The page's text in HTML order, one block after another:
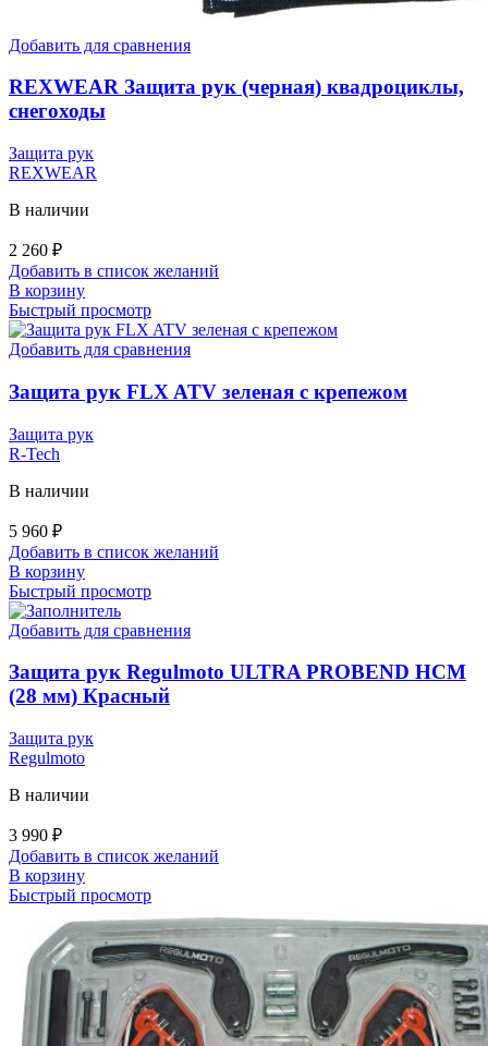
Добавить для сравнения
REXWEAR Защита рук (черная) квадроциклы,
снегоходы
Защита рук
REXWEAR
В наличии
2 260 ₽
Добавить в список желаний
В корзину
Быстрый просмотр
Добавить для сравнения
Защита рук FLX ATV зеленая с крепежом
Защита рук
R-Tech
В наличии
5 960 ₽
Добавить в список желаний
В корзину
Быстрый просмотр
Добавить для сравнения
Защита рук Regulmoto ULTRA PROBEND HCM
(28 мм) Красный
Защита рук
Regulmoto
В наличии
3 990 ₽
Добавить в список желаний
В корзину
Быстрый просмотр